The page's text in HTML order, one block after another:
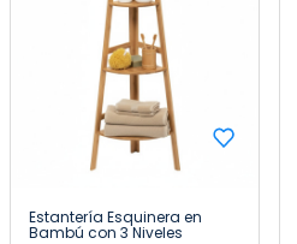
Estantería Esquinera en
Bambú con 3 Niveles